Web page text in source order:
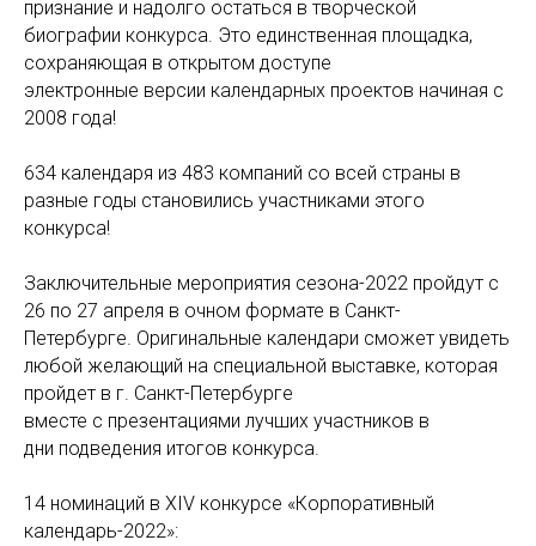
признание и надолго остаться в творческой
биографии конкурса. Это единственная площадка,
сохраняющая в открытом доступе
электронные версии календарных проектов начиная с
2008 года!
634 календаря из 483 компаний со всей страны в
разные годы становились участниками этого
конкурса!
Заключительные мероприятия сезона-2022 пройдут с
26 по 27 апреля в очном формате в Санкт-
Петербурге. Оригинальные календари сможет увидеть
любой желающий на специальной выставке, которая
пройдет в г. Санкт-Петербурге
вместе с презентациями лучших участников в
дни подведения итогов конкурса.
14 номинаций в XIV конкурсе «Корпоративный
календарь-2022»: